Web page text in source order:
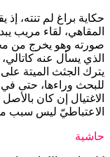
حكاية براغ لم تنته،
المقاهي، لقاء مريب
صورته وهو يخرج من
الذي يسأل عنه
يترك الجثث الميتة على
للبحث وراءها، حتى في
الاغتيال إن كان
الاعتباطيّ ليس سبب
حاشية